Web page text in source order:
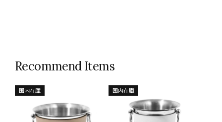
Recommend Items
国内在庫 国内在庫